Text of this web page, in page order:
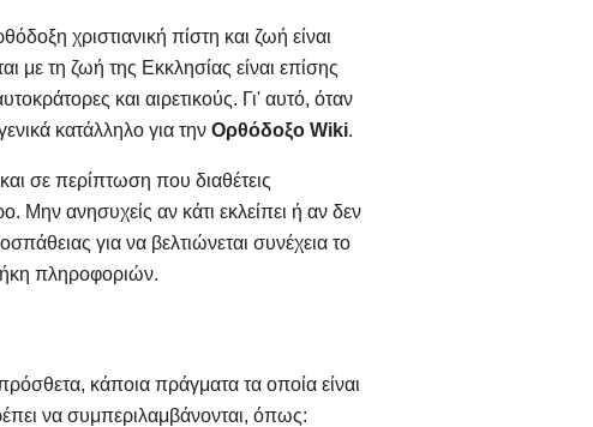
χριστιανική πίστη και ζωή είναι
με τη ζωή της Εκκλησίας είναι επίσης
και αιρετικούς. Γι' αυτό, όταν
κατάλληλο για τηνΟρθόδοξο Wiki.
σε περίπτωση που διαθέτεις
Μην ανησυχείς αν κάτι εκλείπει ή αν δεν
για να βελτιώνεται συνέχεια το
πληροφοριών.
κάποια πράγματα τα οποία είναι
να συμπεριλαμβάνονται, όπως: